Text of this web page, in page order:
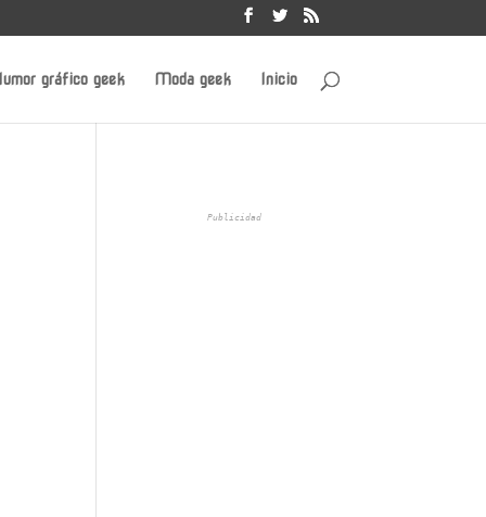
gráfico geek Moda geek Inicio
Publicidad